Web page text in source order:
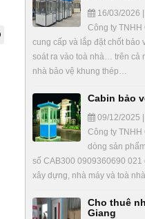
16/03/2026
Công ty TNHH
cung cấp và lắp đặt chốt bảo
soát ra vào toà nhà… trên cả
nhà bảo vệ khung thép…
Cabin bảo
09/12/2025
Công ty TNHH
dòng sản
số CAB300 0909360690 021
xây dựng, nhà máy và toà
Cho thuê
Giang